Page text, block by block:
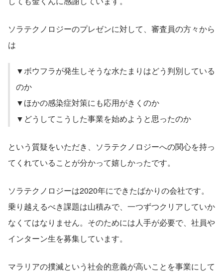
ソラテクノロジーのプレゼンに対して、審査員の方々から
は
▼ボウフラが発生しそうな水たまりはどう判別している
のか
▼ほかの感染症対策にも応用がきくのか
▼どうしてこうした事業を始めようと思ったのか
という質疑をいただき、ソラテクノロジーへの関心を持っ
てくれていることが分かって嬉しかったです。
ソラテクノロジーは2020年にできたばかりの会社です。
乗り越えるべき課題は山積みで、一つずつクリアしていか
なくてはなりません。そのためには人手が必要で、社員や
インターン生を募集しています。
マラリアの撲滅という社会的意義が高いことを事業にして